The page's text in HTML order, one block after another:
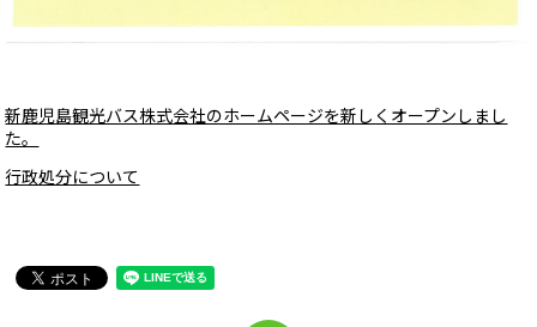
新鹿児島観光バス株式会社のホームページを新しくオープンしまし
た。
行政処分について